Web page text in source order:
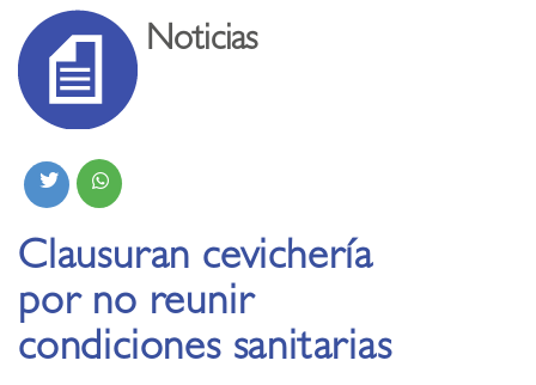
Noticias
Clausuran cevichería
por no reunir
condiciones sanitarias